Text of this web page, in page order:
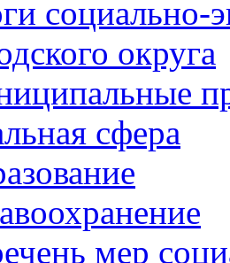
социально-
округа
сфера
мер